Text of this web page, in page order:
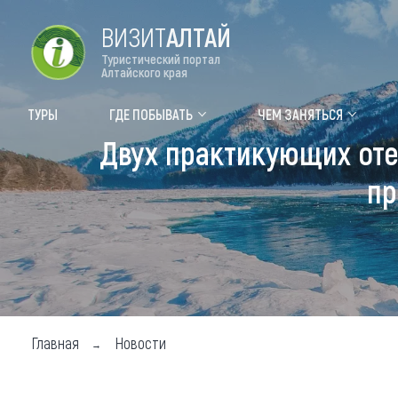
Форум VISIT ALTAI
Туры Где
Топ
ВИЗИТАЛТАЙ
Туристический портал
Алтайского края
ТУРЫ ГДЕ ПОБЫВАТЬ ЧЕМ ЗАНЯТЬСЯ
Двух практикующих
Главная Новости